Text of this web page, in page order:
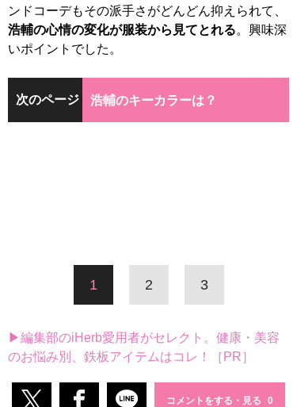
ンドコーデもその派手さがどんどん抑えられて、
浩輔の心情の変化が服装から見てとれる。興味深
いポイントでした。
次のページ 浩輔のキーカラーは？
1 2 3
▶編集部のiHerb愛用者がセレクト。健康・美容
のお悩み別、鉄板アイテムはコレ！［PR］
コメントをする・見る